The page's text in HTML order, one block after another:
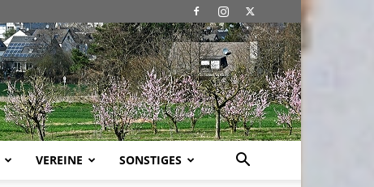
VEREINE SONSTIGES